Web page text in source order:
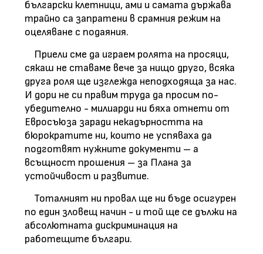
български клетници, ами и самата държава
трайно са запратени в срамния режим на
оцеляване с подаяния.
Приели сме да играем ролята на просяци,
сякаш не ставаме вече за нищо друго, всяка
друга роля ще изглежда неподходяща за нас.
И дори не си правим труда да просим по-
убедително - милиарди ни бяха отнети от
Евросъюза заради некадърността на
бюрократите ни, които не успяваха да
подготвят нужните документи – а
всъщност прошения – за Плана за
устойчивост и развитие.
Тоталният ни провал ще ни бъде осигурен
по един зловещ начин - и той ще се дължи на
абсолютната дискриминация на
работещите българи.